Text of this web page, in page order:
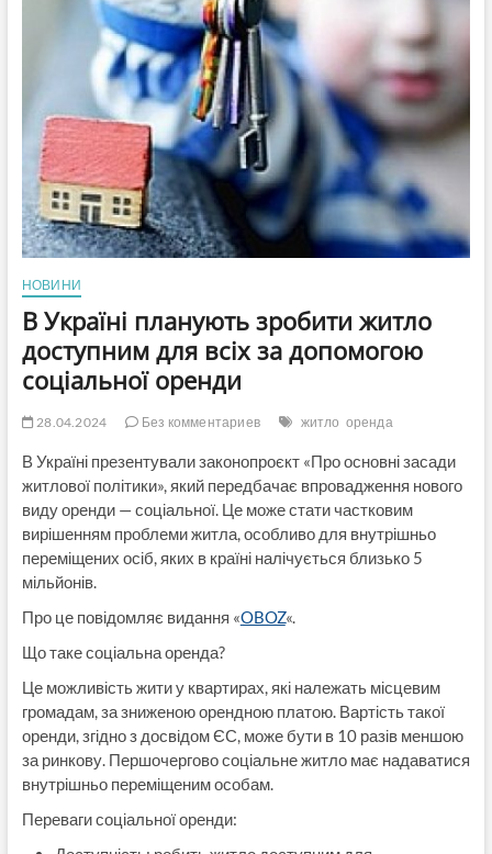
НОВИНИ
В Україні планують зробити житло
доступним для всіх за допомогою
соціальної оренди
28.04.2024 Без комментариев житло оренда
В Україні презентували законопроєкт «Про основні засади
житлової політики», який передбачає впровадження нового
виду оренди — соціальної. Це може стати частковим
вирішенням проблеми житла, особливо для внутрішньо
переміщених осіб, яких в країні налічується близько 5
мільйонів.
Про це повідомляє видання «OBOZ«.
Що таке соціальна оренда?
Це можливість жити у квартирах, які належать місцевим
громадам, за зниженою орендною платою. Вартість такої
оренди, згідно з досвідом ЄС, може бути в 10 разів меншою
за ринкову. Першочергово соціальне житло має надаватися
внутрішньо переміщеним особам.
Переваги соціальної оренди: